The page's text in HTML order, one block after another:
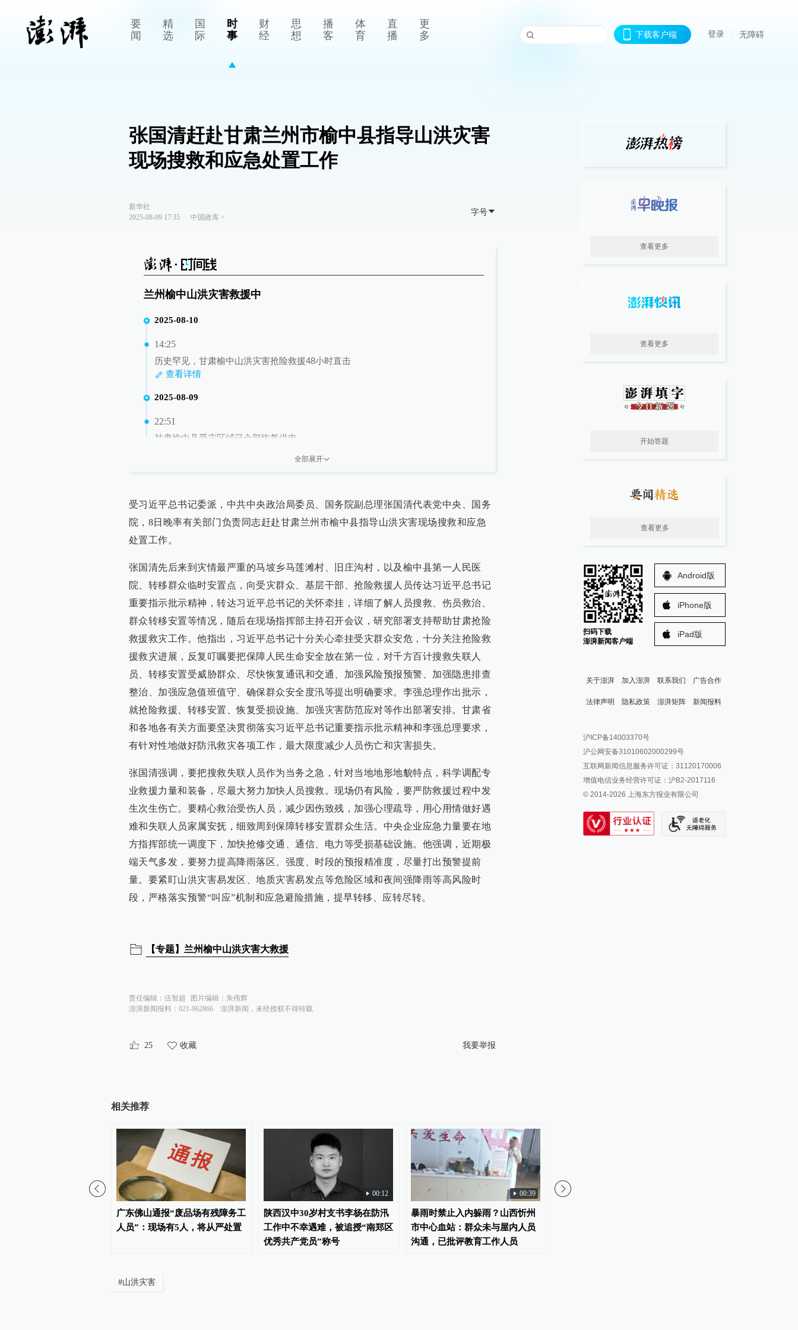
要
闻
精
选
国
际
时
事
财
经
思
想
播
客
体
育
直
播
更
多
下载客户端 登录 无障碍
张国清赶赴甘肃兰州市榆中县指导山洪灾害
现场搜救和应急处置工作
新华社
2025-08-09 17:35
中国政库>
字号
兰州榆中山洪灾害救援中
2025-08-10
14:25
历史罕见，甘肃榆中山洪灾害抢险救援48小时直击
查看详情
2025-08-09
22:51
甘肃榆中县受灾区域已全部恢复供电
查看详情
19:10
甘肃榆中受灾村庄道路全部实现抢通
18:24
甘肃榆中山洪灾害已致15人遇难、28人失联
18:01
甘肃榆中山洪灾害已造成13人遇难、30人失联
查看详情
17:35
张国清赶赴甘肃兰州市榆中县指导山洪灾害现场搜救和应急处置工作
17:26
甘肃榆中山洪灾区供水正在恢复，保障受灾群众供水正常
09:39
水利部：全力为甘肃兰州榆中县山洪灾害抢险救援提供支持
查看详情
2025-08-08
23:43
甘肃榆中县山洪灾害救援进展：已累计救出被困群众443人
查看详情
查看详情
查看详情
持续时间长、极端性强，甘肃兰州榆中县本轮强降水有3个特点
23:16
兰州强降雨山洪造成14个行政村道路阻断，影响2.4万人正常饮水
查看详情
23:11
甘肃榆中山洪灾害最新情况：正全力搜救失联人员
查看详情
全部展开
受习近平总书记委派，中共中央政治局委员、国务院副总理张国清代表党中央、国务
院，8日晚率有关部门负责同志赶赴甘肃兰州市榆中县指导山洪灾害现场搜救和应急
处置工作。
张国清先后来到灾情最严重的马坡乡马莲滩村、旧庄沟村，以及榆中县第一人民医
院、转移群众临时安置点，向受灾群众、基层干部、抢险救援人员传达习近平总书记
重要指示批示精神，转达习近平总书记的关怀牵挂，详细了解人员搜救、伤员救治、
群众转移安置等情况，随后在现场指挥部主持召开会议，研究部署支持帮助甘肃抢险
救援救灾工作。他指出，习近平总书记十分关心牵挂受灾群众安危，十分关注抢险救
援救灾进展，反复叮嘱要把保障人民生命安全放在第一位，对千方百计搜救失联人
员、转移安置受威胁群众、尽快恢复通讯和交通、加强风险预报预警、加强隐患排查
整治、加强应急值班值守、确保群众安全度汛等提出明确要求。李强总理作出批示，
就抢险救援、转移安置、恢复受损设施、加强灾害防范应对等作出部署安排。甘肃省
和各地各有关方面要坚决贯彻落实习近平总书记重要指示批示精神和李强总理要求，
有针对性地做好防汛救灾各项工作，最大限度减少人员伤亡和灾害损失。
张国清强调，要把搜救失联人员作为当务之急，针对当地地形地貌特点，科学调配专
业救援力量和装备，尽最大努力加快人员搜救。现场仍有风险，要严防救援过程中发
生次生伤亡。要精心救治受伤人员，减少因伤致残，加强心理疏导，用心用情做好遇
难和失联人员家属安抚，细致周到保障转移安置群众生活。中央企业应急力量要在地
方指挥部统一调度下，加快抢修交通、通信、电力等受损基础设施。他强调，近期极
端天气多发，要努力提高降雨落区、强度、时段的预报精准度，尽量打出预警提前
量。要紧盯山洪灾害易发区、地质灾害易发点等危险区域和夜间强降雨等高风险时
段，严格落实预警“叫应”机制和应急避险措施，提早转移、应转尽转。
【专题】兰州榆中山洪灾害大救援
责任编辑： 伍智超 图片编辑： 朱伟辉
澎湃新闻报料：021-962866
澎湃新闻，未经授权不得转载
25 收藏 我要举报
相关推荐
01:34
广东佛山通报“废品场有残障务工
人员”：现场有5人，将从严处置
00:12
陕西汉中30岁村支书李杨在防汛
工作中不幸遇难，被追授“南郑区
优秀共产党员”称号
00:39
暴雨时禁止入内躲雨？山西忻州
市中心血站：群众未与屋内人员
沟通，已批评教育工作人员
#山洪灾害
查看更多
查看更多
开始答题
查看更多
扫码下载
澎湃新闻客户端
Android版
iPhone版
iPad版
关于澎湃 加入澎湃 联系我们 广告合作
法律声明 隐私政策 澎湃矩阵
澎湃新闻公众号
澎湃新闻抖音号
派生万物开放平台
IP SHANGHAI
SIXTH TONE
新闻报料
报料邮箱: news@thepaper.cn
沪ICP备14003370号
沪公网安备31010602000299号
互联网新闻信息服务许可证：31120170006
增值电信业务经营许可证：沪B2-2017116
© 2014-2026 上海东方报业有限公司